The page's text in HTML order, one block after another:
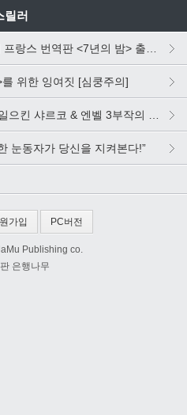
릴러
스 번역판 <7년의 밤> 출간되다
위한 잉여짓 [심쿵주의]
르코 & 엔벨 3부작의 시작 <신드롬E>
눈동자가 당신을 지켜본다!”
가입 PC버전
Publishing co.
은행나무